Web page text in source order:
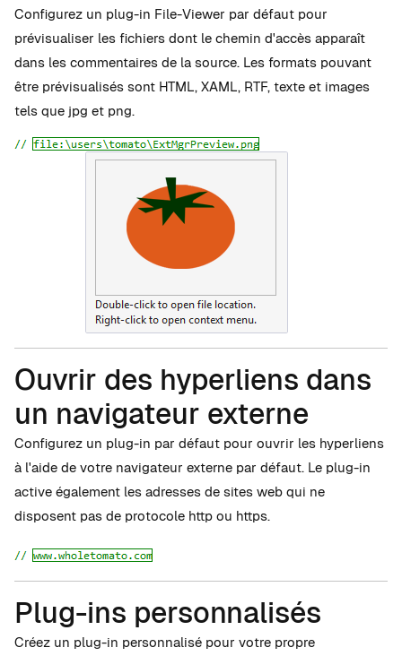
Configurez un plug-in File-Viewer par défaut pour
prévisualiser les fichiers dont le chemin d'accès apparaît
dans les commentaires de la source. Les formats pouvant
être prévisualisés sont HTML, XAML, RTF, texte et images
tels que jpg et png.
Ouvrir des hyperliens dans
un navigateur externe
Configurez un plug-in par défaut pour ouvrir les hyperliens
à l'aide de votre navigateur externe par défaut. Le plug-in
active également les adresses de sites web qui ne
disposent pas de protocole http ou https.
Plug-ins personnalisés
Créez un plug-in personnalisé pour votre propre